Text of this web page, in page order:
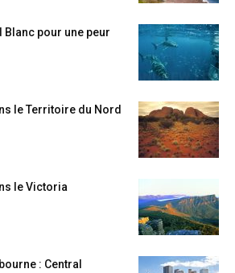
Blanc pour une peur
le Territoire du Nord
le Victoria
: Central